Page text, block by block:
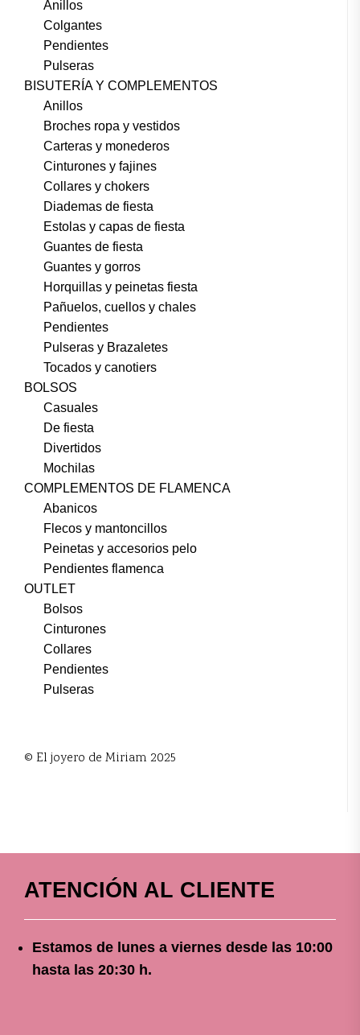
Anillos
Colgantes
Pendientes
Pulseras
BISUTERÍA Y COMPLEMENTOS
Anillos
Broches ropa y vestidos
Carteras y monederos
Cinturones y fajines
Collares y chokers
Diademas de fiesta
Estolas y capas de fiesta
Guantes de fiesta
Guantes y gorros
Horquillas y peinetas fiesta
Pañuelos, cuellos y chales
Pendientes
Pulseras y Brazaletes
Tocados y canotiers
BOLSOS
Casuales
De fiesta
Divertidos
Mochilas
COMPLEMENTOS DE FLAMENCA
Abanicos
Flecos y mantoncillos
Peinetas y accesorios pelo
Pendientes flamenca
OUTLET
Bolsos
Cinturones
Collares
Pendientes
Pulseras
© El joyero de Miriam 2025
ATENCIÓN AL CLIENTE
Estamos de lunes a viernes desde las 10:00
hasta las 20:30 h.